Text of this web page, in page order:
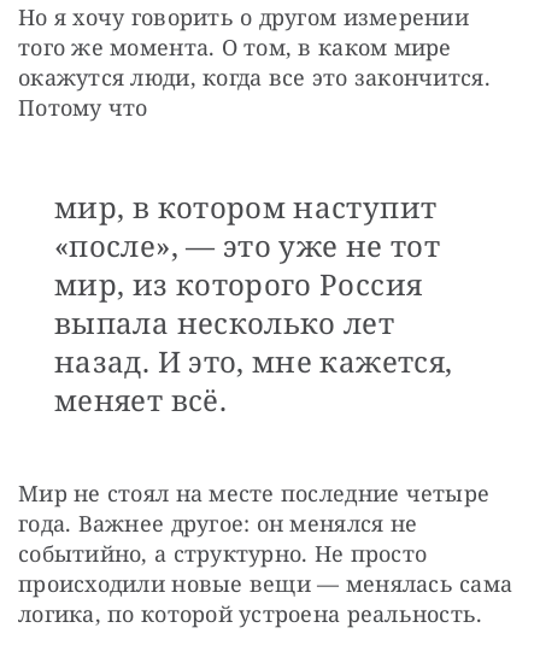
Но я хочу говорить о другом измерении
того же момента. О том, в каком мире
окажутся люди, когда все это закончится.
Потому что
мир, в котором наступит
«после», — это уже не тот
мир, из которого Россия
выпала несколько лет
назад. И это, мне кажется,
меняет всё.
Мир не стоял на месте последние четыре
года. Важнее другое: он менялся не
событийно, а структурно. Не просто
происходили новые вещи — менялась сама
логика, по которой устроена реальность.